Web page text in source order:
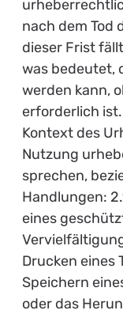
nach dem Tod
dieser Frist
was bedeutet,
werden kann,
erforderlich ist.
Kontext des
Nutzung
sprechen,
Handlungen:
eines
Drucken eines
Speichern
oder das